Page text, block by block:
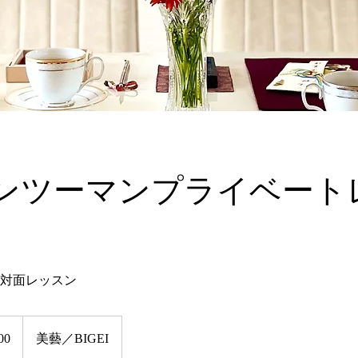
ツーマンプライベート
面レッスン
美藝／BIGEI